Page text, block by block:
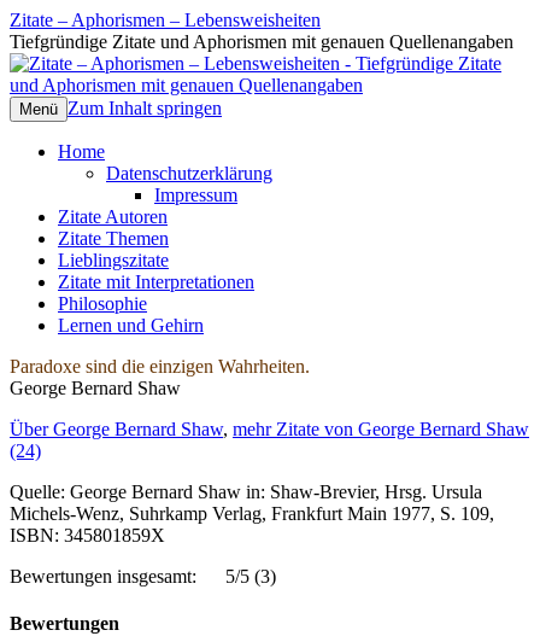
Zitate – Aphorismen – Lebensweisheiten
Tiefgründige Zitate und Aphorismen mit genauen Quellenangaben
Menü Zum Inhalt springen
Home
Datenschutzerklärung
Impressum
Zitate Autoren
Zitate Themen
Lieblingszitate
Zitate mit Interpretationen
Philosophie
Lernen und Gehirn
Paradoxe sind die einzigen Wahrheiten.
George Bernard Shaw
Über George Bernard Shaw, mehr Zitate von George Bernard Shaw
(24)
Quelle: George Bernard Shaw in: Shaw-Brevier, Hrsg. Ursula
Michels-Wenz, Suhrkamp Verlag, Frankfurt Main 1977, S. 109,
ISBN: 345801859X
Bewertungen insgesamt:
5/5 (3)
Bewertungen